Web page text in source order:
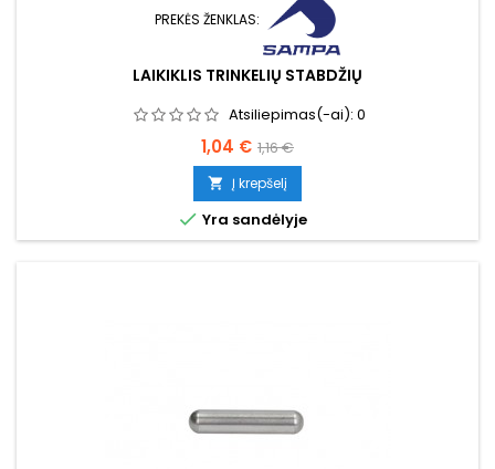
PREKĖS ŽENKLAS:
LAIKIKLIS TRINKELIŲ STABDŽIŲ
Atsiliepimas(-ai): 0
Kaina
1,04 € Bazinė
kaina
1,16 €
 Į krepšelį
 Yra sandėlyje